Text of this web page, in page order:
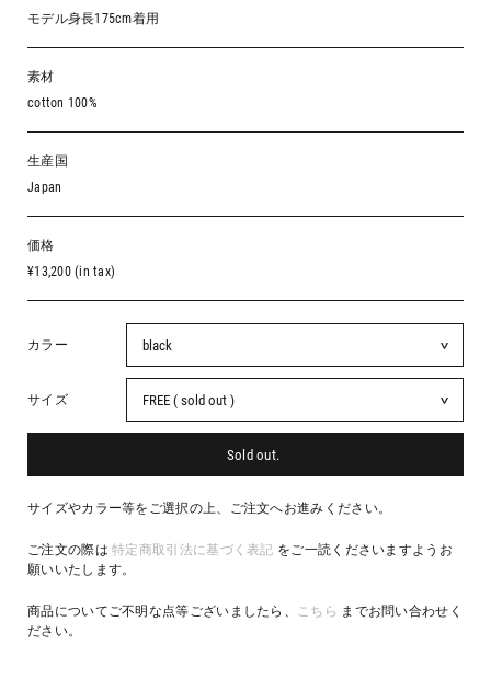
モデル身長175cm着用
素材
cotton 100%
生産国
Japan
価格
¥13,200 (in tax)
カラー
サイズ
Sold out.
サイズやカラー等をご選択の上、ご注文へお進みください。
ご注文の際は特定商取引法に基づく表記 をご一読くださいますようお
願いいたします。
商品についてご不明な点等ございましたら、 こちら までお問い合わせく
ださい。